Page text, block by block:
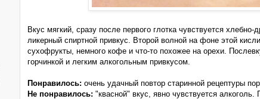
Вкус мягкий, сразу после первого глотка чувствуется
ликерный спиртной привкус. Второй волной на фоне этой
сухофрукты, немного кофе и что-то похожее на орехи.
горчинкой и легким алкогольным привкусом.
Понравилось: очень удачный повтор старинной рецептуры
Не понравилось: "квасной" вкус, явно чувствуется алкоголь.